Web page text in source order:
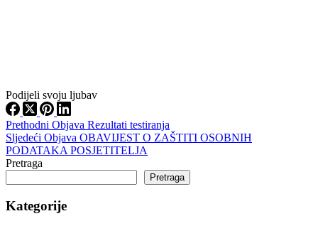
Podijeli svoju ljubav
Prethodni Objava Rezultati testiranja
Sljedeći Objava OBAVIJEST O ZAŠTITI OSOBNIH
PODATAKA POSJETITELJA
Pretraga
Pretraga
Kategorije